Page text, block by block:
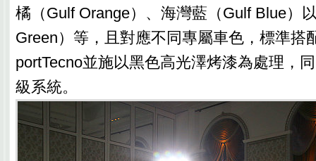
橘（Gulf Orange）、海灣藍（Gulf Blue）
Green）等，且對應不同專屬車色，標準搭
portTecno並施以黑色高光澤烤漆為處理，
級系統。